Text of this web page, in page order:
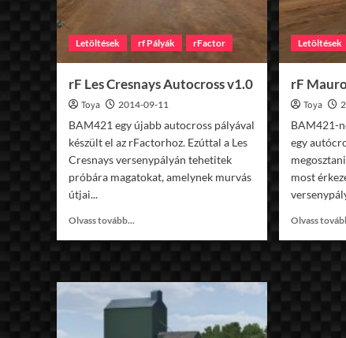
Letöltések rf Pályák rFactor
rF Les Cresnays Autocross v1.0
Toya 2014-09-11
BAM421 egy újabb autocross pályával
készült el az rFactorhoz. Ezúttal a Les
Cresnays versenypályán tehetitek
próbára magatokat, amelynek murvás
útjai...
Olvass tovább...
Cresnays
Autocross
Letöltések
rF
Toya
BAM421-
egy
most
Olvass